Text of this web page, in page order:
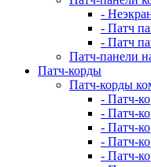
-
- Патч
- Патч
Патч-панели
Патч-корды
Патч-корды
- Патч-
- Патч-
- Патч-
- Патч-
- Патч-